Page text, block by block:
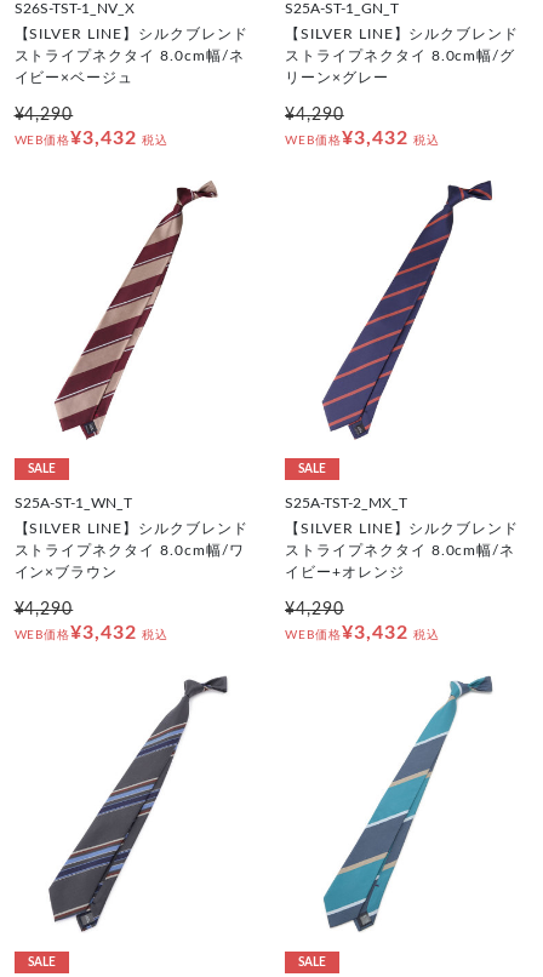
S26S-TST-1_NV_X
【SILVER LINE】シルクブレンド
ストライプネクタイ 8.0cm幅/ネ
イビー×ベージュ
¥4,290
WEB価格¥3,432 税込
S25A-ST-1_GN_T
【SILVER LINE】シルクブレンド
ストライプネクタイ 8.0cm幅/グ
リーン×グレー
¥4,290
WEB価格¥3,432 税込
SALE
S25A-ST-1_WN_T
【SILVER LINE】シルクブレンド
ストライプネクタイ 8.0cm幅/ワ
イン×ブラウン
¥4,290
WEB価格¥3,432 税込
SALE
S25A-TST-2_MX_T
【SILVER LINE】シルクブレンド
ストライプネクタイ 8.0cm幅/ネ
イビー+オレンジ
¥4,290
WEB価格¥3,432 税込
SALE SALE